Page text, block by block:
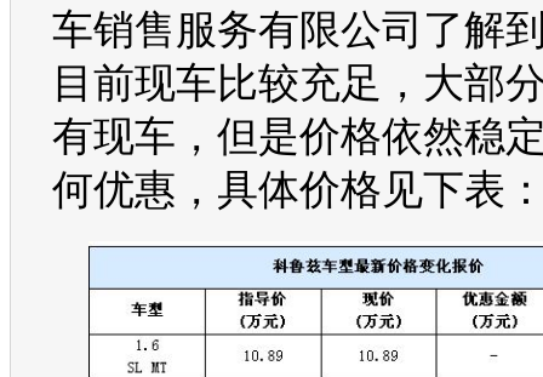
车销售服务有限公司了解
目前现车比较充足，大部
有现车，但是价格依然稳
何优惠，具体价格见下表